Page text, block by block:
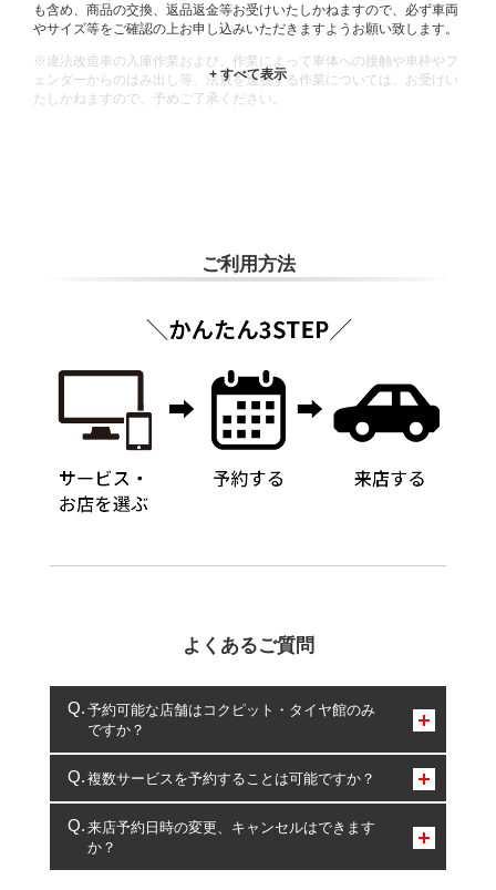
も含め、商品の交換、返品返金等お受けいたしかねますので、必ず車両
やサイズ等をご確認の上お申し込みいただきますようお願い致します。
※違法改造車の入庫作業および、作業によって車体への接触や車枠やフ
ェンダーからのはみ出し等、法規を逸脱する作業については、お受けい
たしかねますので、予めご了承ください。
ご利用方法
よくあるご質問
予約可能な店舗はコクピット・タイヤ館のみ
ですか？
コクピット・タイヤ館のみとなります。
複数サービスを予約することは可能ですか？
複数サービスのご予約は可能です。
一部の商品・サービスの組み合わせに限り、同時にご予約が
出来ないものもございます。
来店予約日時の変更、キャンセルはできます
か？